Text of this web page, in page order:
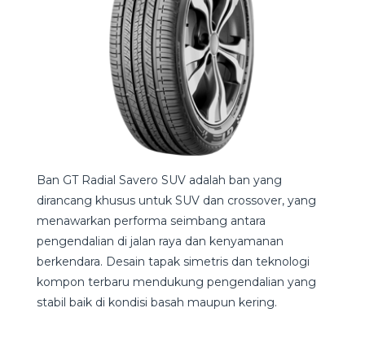
Ban GT Radial Savero SUV adalah ban yang
dirancang khusus untuk SUV dan crossover, yang
menawarkan performa seimbang antara
pengendalian di jalan raya dan kenyamanan
berkendara. Desain tapak simetris dan teknologi
kompon terbaru mendukung pengendalian yang
stabil baik di kondisi basah maupun kering.